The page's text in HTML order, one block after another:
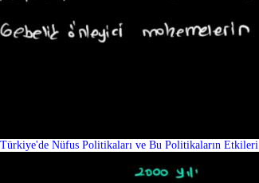
Türkiye'de Nüfus Politikaları ve Bu Politikaların Etkileri